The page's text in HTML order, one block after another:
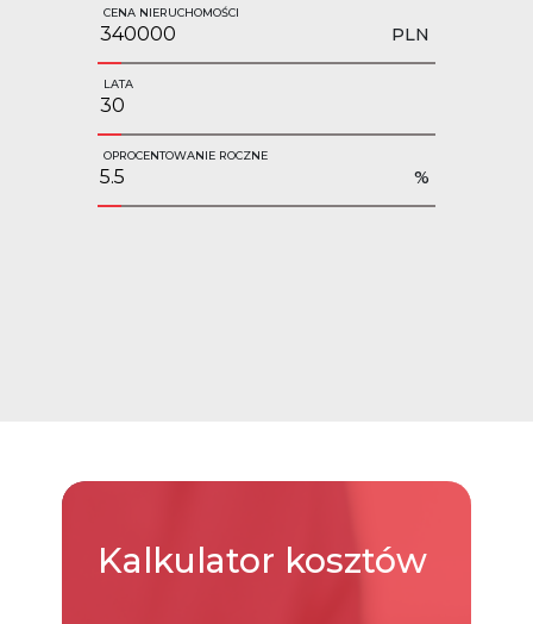
CENA NIERUCHOMOŚCI
PLN
LATA
OPROCENTOWANIE ROCZNE
%
Kalkulator kosztów